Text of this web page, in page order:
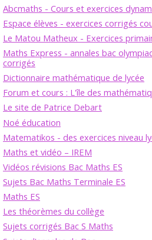
Abcmaths - Cours et exercices
Espace élèves - exercices corrigés
Le Matou Matheux - Exercices
Maths Express - annales bac
corrigés
Dictionnaire mathématique de lycée
Forum et cours : L'île des
Le site de Patrice Debart
Noé éducation
Matematikos - des exercices niveau
Maths et vidéo – IREM
Vidéos révisions Bac Maths ES
Sujets Bac Maths Terminale ES
Maths ES
Les théorèmes du collège
Sujets corrigés Bac S Maths